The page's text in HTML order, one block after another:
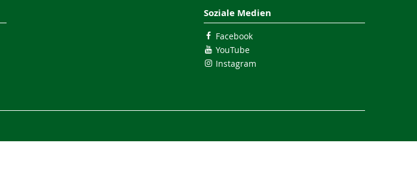
Soziale Medien
Facebook
YouTube
Instagram